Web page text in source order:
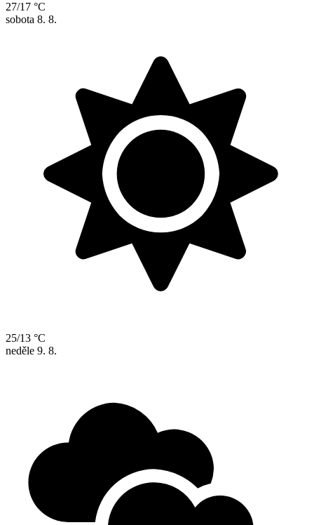
27/17 °C
sobota 8. 8.
25/13 °C
neděle 9. 8.